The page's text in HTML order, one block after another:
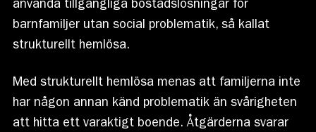
använda tillgängliga bostadslösningar för
barnfamiljer utan social problematik, så kallat
strukturellt hemlösa.
Med strukturellt hemlösa menas att familjerna inte
har någon annan känd problematik än svårigheten
att hitta ett varaktigt boende. Åtgärderna svarar